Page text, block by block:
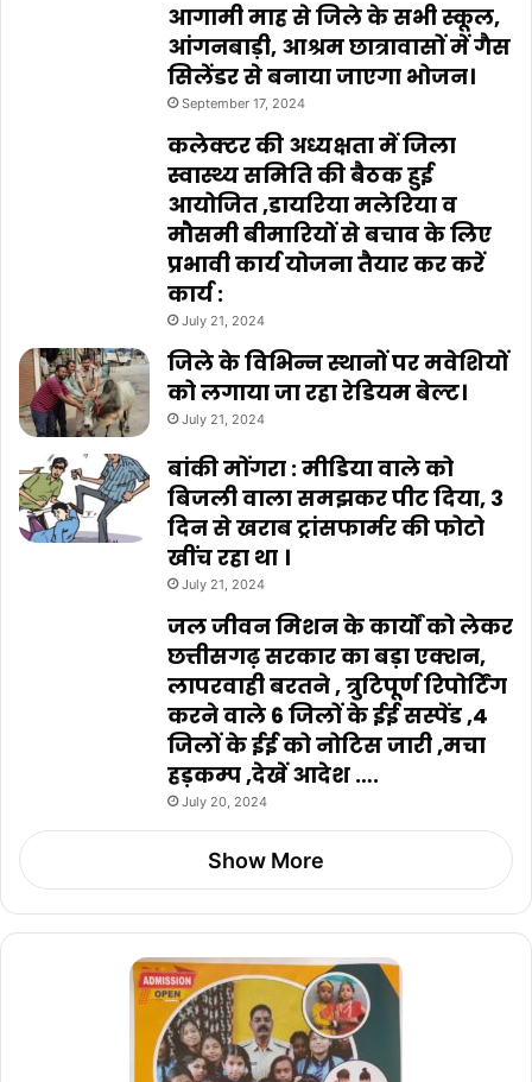
आगामी माह से जिले के सभी स्कूल,
आंगनबाड़ी, आश्रम छात्रावासों में गैस
सिलेंडर से बनाया जाएगा भोजन।
September 17, 2024
कलेक्टर की अध्यक्षता में जिला
स्वास्थ्य समिति की बैठक हुई
आयोजित ,डायरिया मलेरिया व
मौसमी बीमारियों से बचाव के लिए
प्रभावी कार्य योजना तैयार कर करें
कार्य :
July 21, 2024
जिले के विभिन्न स्थानों पर मवेशियों
को लगाया जा रहा रेडियम बेल्ट।
July 21, 2024
बांकी मोंगरा : मीडिया वाले को
बिजली वाला समझकर पीट दिया, 3
दिन से खराब ट्रांसफार्मर की फोटो
खींच रहा था ।
July 21, 2024
जल जीवन मिशन के कार्यों को लेकर
छत्तीसगढ़ सरकार का बड़ा एक्शन,
लापरवाही बरतने , त्रुटिपूर्ण रिपोर्टिंग
करने वाले 6 जिलों के ईई सस्पेंड ,4
जिलों के ईई को नोटिस जारी ,मचा
हड़कम्प ,देखें आदेश ….
July 20, 2024
Show More